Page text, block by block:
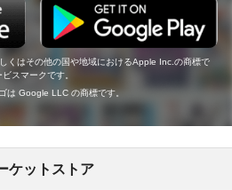
くはその他の国や地域におけるApple Inc.の商標で
スマークです。
Google LLC の商標です。
ケットストア